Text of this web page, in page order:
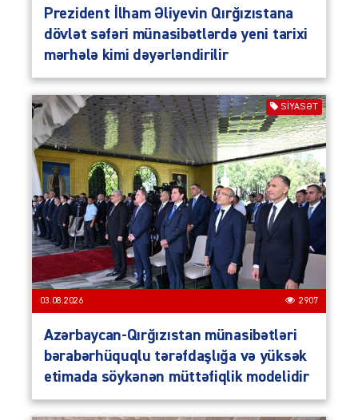
Prezident İlham Əliyevin Qırğızıstana
dövlət səfəri münasibətlərdə yeni tarixi
mərhələ kimi dəyərləndirilir
SIYASƏT
03.08.2026 2907
Azərbaycan-Qırğızıstan münasibətləri
bərabərhüquqlu tərəfdaşlığa və yüksək
etimada söykənən müttəfiqlik modelidir